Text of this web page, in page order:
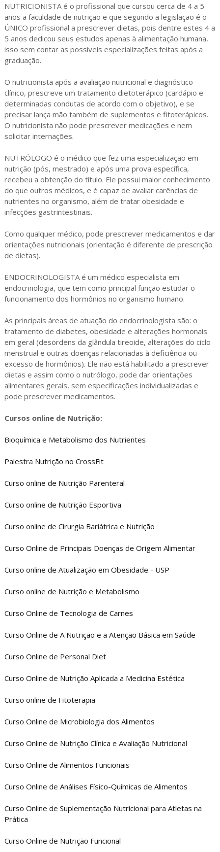
NUTRICIONISTA é o profissional que cursou cerca de 4 a 5
anos a faculdade de nutrição e que segundo a legislação é o
ÚNICO profissional a prescrever dietas, pois dentre estes 4 a
5 anos dedicou seus estudos apenas à alimentação humana,
isso sem contar as possíveis especializações feitas após a
graduação.
O nutricionista após a avaliação nutricional e diagnóstico
clínico, prescreve um tratamento dietoterápico (cardápio e
determinadas condutas de acordo com o objetivo), e se
precisar lança mão também de suplementos e fitoterápicos.
O nutricionista não pode prescrever medicações e nem
solicitar internações.
NUTRÓLOGO é o médico que fez uma especialização em
nutrição (pós, mestrado) e após uma prova específica,
recebeu a obtenção do título. Ele possui maior conhecimento
do que outros médicos, e é capaz de avaliar carências de
nutrientes no organismo, além de tratar obesidade e
infecções gastrintestinais.
Como qualquer médico, pode prescrever medicamentos e dar
orientações nutricionais (orientação é diferente de prescrição
de dietas).
ENDOCRINOLOGISTA é um médico especialista em
endocrinologia, que tem como principal função estudar o
funcionamento dos hormônios no organismo humano.
As principais áreas de atuação do endocrinologista são: o
tratamento de diabetes, obesidade e alterações hormonais
em geral (desordens da glândula tireoide, alterações do ciclo
menstrual e outras doenças relacionadas à deficiência ou
excesso de hormônios). Ele não está habilitado a prescrever
dietas e assim como o nutrólogo, pode dar orientações
alimentares gerais, sem especificações individualizadas e
pode prescrever medicamentos.
Cursos online de Nutrição:
Bioquímica e Metabolismo dos Nutrientes
Palestra Nutrição no CrossFit
Curso online de Nutrição Parenteral
Curso online de Nutrição Esportiva
Curso online de Cirurgia Bariátrica e Nutrição
Curso Online de Principais Doenças de Origem Alimentar
Curso online de Atualização em Obesidade - USP
Curso online de Nutrição e Metabolismo
Curso Online de Tecnologia de Carnes
Curso Online de A Nutrição e a Atenção Básica em Saúde
Curso Online de Personal Diet
Curso Online de Nutrição Aplicada a Medicina Estética
Curso online de Fitoterapia
Curso Online de Microbiologia dos Alimentos
Curso Online de Nutrição Clínica e Avaliação Nutricional
Curso Online de Alimentos Funcionais
Curso Online de Análises Físico-Químicas de Alimentos
Curso Online de Suplementação Nutricional para Atletas na
Prática
Curso Online de Nutrição Funcional